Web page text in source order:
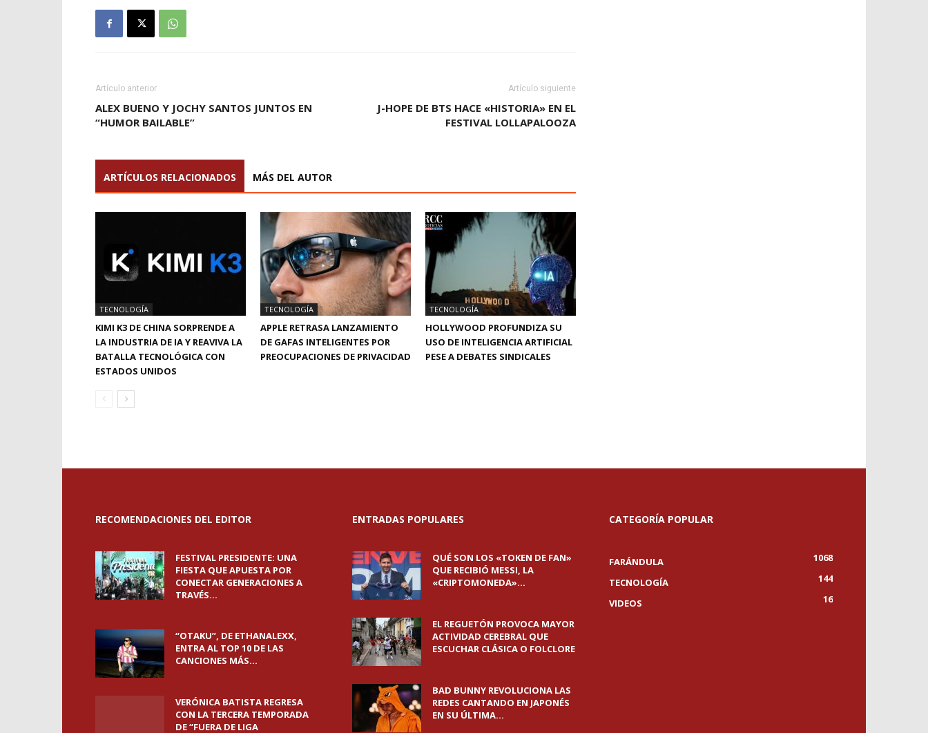
Artículo anterior
ALEX BUENO Y JOCHY SANTOS JUNTOS EN
“HUMOR BAILABLE”
Artículo siguiente
J-HOPE DE BTS HACE «HISTORIA» EN EL
FESTIVAL LOLLAPALOOZA
ARTÍCULOS RELACIONADOS MÁS DEL AUTOR
TECNOLOGÍA
KIMI K3 DE CHINA SORPRENDE A
LA INDUSTRIA DE IA Y REAVIVA LA
BATALLA TECNOLÓGICA CON
ESTADOS UNIDOS
TECNOLOGÍA
APPLE RETRASA LANZAMIENTO
DE GAFAS INTELIGENTES POR
PREOCUPACIONES DE PRIVACIDAD
TECNOLOGÍA
HOLLYWOOD PROFUNDIZA SU
USO DE INTELIGENCIA ARTIFICIAL
PESE A DEBATES SINDICALES
RECOMENDACIONES DEL EDITOR
FESTIVAL PRESIDENTE: UNA
FIESTA QUE APUESTA POR
CONECTAR GENERACIONES A
TRAVÉS...
“OTAKU”, DE ETHANALEXX,
ENTRA AL TOP 10 DE LAS
CANCIONES MÁS...
VERÓNICA BATISTA REGRESA
CON LA TERCERA TEMPORADA
DE “FUERA DE LIGA
ENTRADAS POPULARES
QUÉ SON LOS «TOKEN DE FAN»
QUE RECIBIÓ MESSI, LA
«CRIPTOMONEDA»...
EL REGUETÓN PROVOCA MAYOR
ACTIVIDAD CEREBRAL QUE
ESCUCHAR CLÁSICA O FOLCLORE
BAD BUNNY REVOLUCIONA LAS
REDES CANTANDO EN JAPONÉS
EN SU ÚLTIMA...
CATEGORÍA POPULAR
FARÁNDULA
1068
TECNOLOGÍA
144
VIDEOS
16